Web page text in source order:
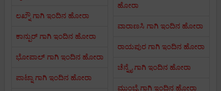
ಲಖ್ನೌ ಗಾಗಿ ಇಂದಿನ ಹೋರಾ
ಕಾನ್ಪುರ್ ಗಾಗಿ ಇಂದಿನ ಹೋರಾ
ಭೋಪಾಲ್ ಗಾಗಿ ಇಂದಿನ ಹೋರಾ
ಪಾಟ್ನಾ ಗಾಗಿ ಇಂದಿನ ಹೋರಾ
ಹೋರಾ
ವಾರಾಣಸಿ ಗಾಗಿ ಇಂದಿನ ಹೋರಾ
ರಾಯಪುರ ಗಾಗಿ ಇಂದಿನ ಹೋರಾ
ಚೆನ್ನೈ ಗಾಗಿ ಇಂದಿನ ಹೋರಾ
ಮುಂಬೈ ಗಾಗಿ ಇಂದಿನ ಹೋರಾ